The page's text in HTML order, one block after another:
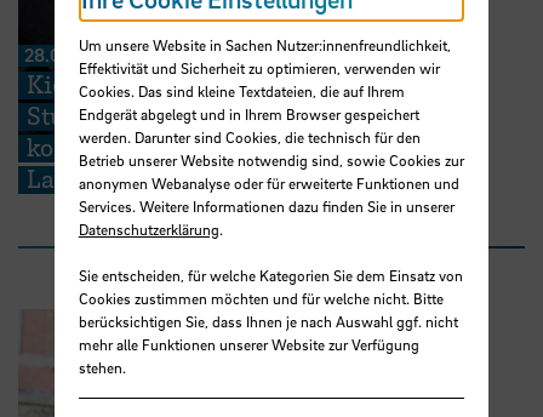
28.07.2026
Kieserling Stiftung ermöglicht 48
Studierenden der Hochschule Bremen
kostenlose Zertifikatskurse zur
Ladungssicherung
Um unsere Website in Sachen Nutzer:innenfreundlichkeit,
Effektivität und Sicherheit zu optimieren, verwenden wir
Cookies. Das sind kleine Textdateien, die auf Ihrem
Endgerät abgelegt und in Ihrem Browser gespeichert
werden. Darunter sind Cookies, die technisch für den
Betrieb unserer Website notwendig sind, sowie Cookies zur
anonymen Webanalyse oder für erweiterte Funktionen und
Services. Weitere Informationen dazu finden Sie in unserer
Datenschutzerklärung.
Sie entscheiden, für welche Kategorien Sie dem Einsatz von
Cookies zustimmen möchten und für welche nicht. Bitte
berücksichtigen Sie, dass Ihnen je nach Auswahl ggf. nicht
mehr alle Funktionen unserer Website zur Verfügung
stehen.